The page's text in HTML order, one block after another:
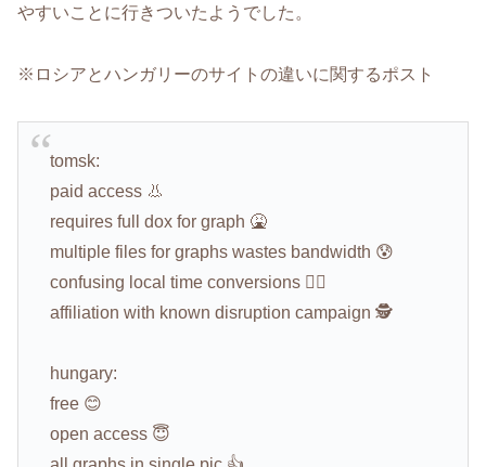
やすいことに行きついたようでした。
※ロシアとハンガリーのサイトの違いに関するポスト
tomsk:
paid access 👃
requires full dox for graph 🤮
multiple files for graphs wastes bandwidth 😰
confusing local time conversions 😵‍💫
affiliation with known disruption campaign 🕵️
hungary:
free 😊
open access 😇